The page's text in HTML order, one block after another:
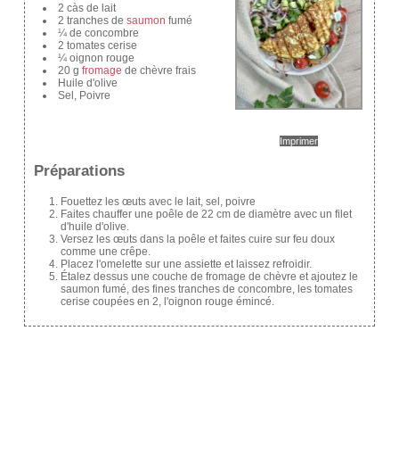
Imprimer
2 càs de lait
2 tranches de saumon fumé
¼ de concombre
2 tomates cerise
¼ oignon rouge
20 g fromage de chèvre frais
Huile d'olive
Sel, Poivre
Préparations
Fouettez les œuts avec le lait, sel, poivre
Faites chauffer une poêle de 22 cm de diamètre avec un filet
d'huile d'olive.
Versez les œuts dans la poêle et faites cuire sur feu doux
comme une crêpe.
Placez l'omelette sur une assiette et laissez refroidir.
Étalez dessus une couche de fromage de chèvre et ajoutez le
saumon fumé, des fines tranches de concombre, les tomates
cerise coupées en 2, l'oignon rouge émincé.